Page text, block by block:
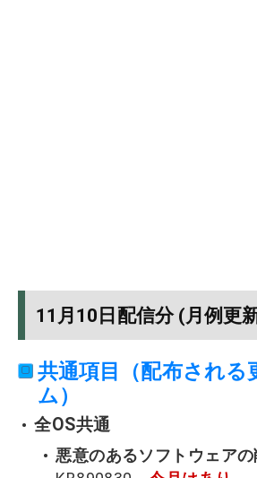
11月10日配信分 (月例更
共通項目（配布される
ム）
全OS共通
悪意のあるソフトウェア